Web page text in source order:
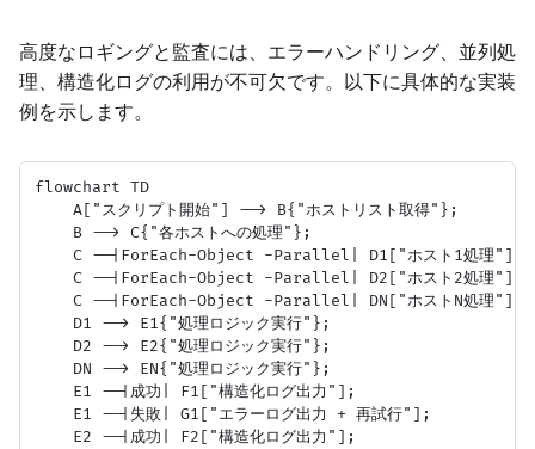
高度なロギングと監査には、エラーハンドリング、並列処
理、構造化ログの利用が不可欠です。以下に具体的な実装
例を示します。
flowchart TD
    A["スクリプト開始"] --> B{"ホストリスト取得"};
    B --> C{"各ホストへの処理"};
    C --|ForEach-Object -Parallel| D1["ホスト1処理"];
    C --|ForEach-Object -Parallel| D2["ホスト2処理"];
    C --|ForEach-Object -Parallel| DN["ホストN処理"];
    D1 --> E1{"処理ロジック実行"};
    D2 --> E2{"処理ロジック実行"};
    DN --> EN{"処理ロジック実行"};
    E1 --|成功| F1["構造化ログ出力"];
    E1 --|失敗| G1["エラーログ出力 + 再試行"];
    E2 --|成功| F2["構造化ログ出力"];